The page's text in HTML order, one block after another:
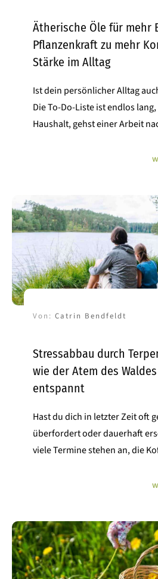
Ätherische Öle für mehr
Pflanzenkraft zu mehr
Stärke im Alltag
Ist dein persönlicher Alltag
Die To-Do-Liste ist endlos
Haushalt, gehst einer Arbeit
Von:Catrin Bendfeldt
Stressabbau durch
wie der Atem des
entspannt
Hast du dich in letzter Zeit oft
überfordert oder dauerhaft
viele Termine stehen an, die